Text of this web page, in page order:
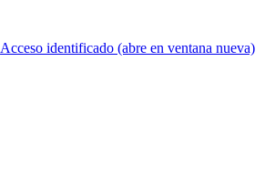
Acceso identificado (abre en ventana nueva)